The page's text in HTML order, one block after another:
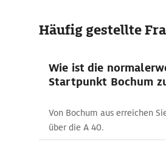
Häufig gestellte
Wie ist die
Startpunkt Bochum
Von Bochum aus erreichen
über die A 40.